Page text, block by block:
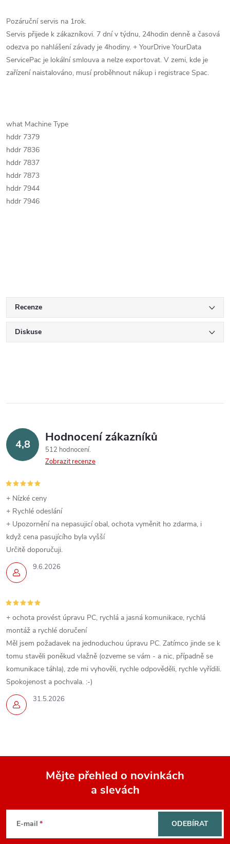
Pozáruční servis na 1rok.
Servis přijede k zákazníkovi. 7 dní v týdnu, 24hodin denně a časová
odezva po nahlášení závady je 4hodiny. + YourDrive YourData
ServicePac je lokální smlouva a nelze exportovat. V zemi, kde je
zařízení naistalováno, musí proběhnout nákup i registrace Spac.
what Machine Type
hddr 7379
hddr 7836
hddr 7837
hddr 7873
hddr 7944
hddr 7946
Recenze
Diskuse
4,8 Hodnocení zákazníků
512 hodnocení
Zobrazit recenze
9.6.2026
+ Nízké ceny
+ Rychlé odeslání
+ Upozornění na nepasujicí obal, ochota vyměnit ho zdarma, i
když cena pasujícího byla vyšší
Určitě doporučuji.
31.5.2026
+ ochota provést úpravu PC, rychlá a jasná komunikace, rychlá
montáž a rychlé doručení
Měl jsem požadavek na jednoduchou úpravu PC. Zatímco jinde se k
tomu stavěli poněkud vlažně (ozveme se vám - a nic, případně se
komunikace táhla), zde mi vyhověli, rychle odpověděli, rychle vyřídili.
Spokojenost a pochvala. :-)
Mějte přehled o novinkách
a slevách
E-mail ODEBÍRAT